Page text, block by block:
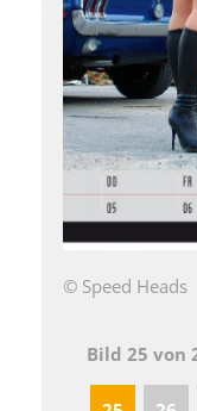
© Speed Heads
Bild 25 von